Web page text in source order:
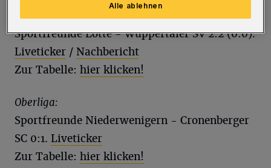
Regionalliga:
Sportfreunde Lotte - Wuppertaler SV 2:2 (0:0).
Liveticker / Nachbericht
Zur Tabelle: hier klicken!
Oberliga:
Sportfreunde Niederwenigern - Cronenberger
SC 0:1. Liveticker
Zur Tabelle: hier klicken!
Alle ablehnen